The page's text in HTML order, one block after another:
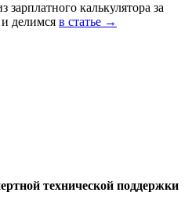
калькулятора за
делимся в статье →
технической поддержки